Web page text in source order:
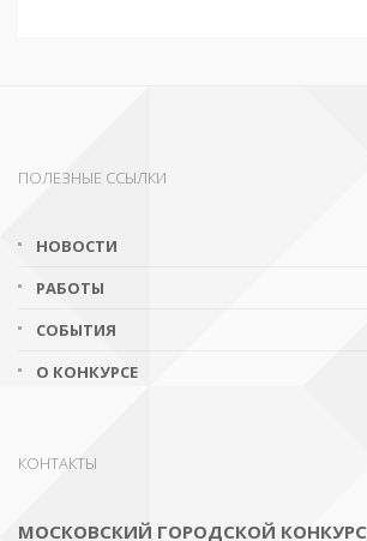
ПОЛЕЗНЫЕ ССЫЛКИ
НОВОСТИ
РАБОТЫ
СОБЫТИЯ
О КОНКУРСЕ
КОНТАКТЫ
МОСКОВСКИЙ ГОРОДСКОЙ КОНКУРС